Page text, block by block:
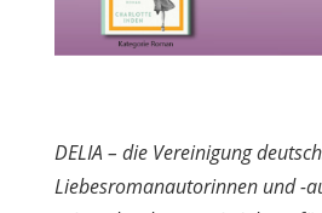
DELIA – die Vereinigung
Liebesromanautorinnen und -